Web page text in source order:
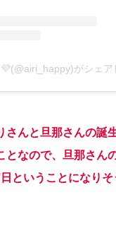
がシェア
さんと旦那さんの誕
となので、旦那さん
ということになりそ